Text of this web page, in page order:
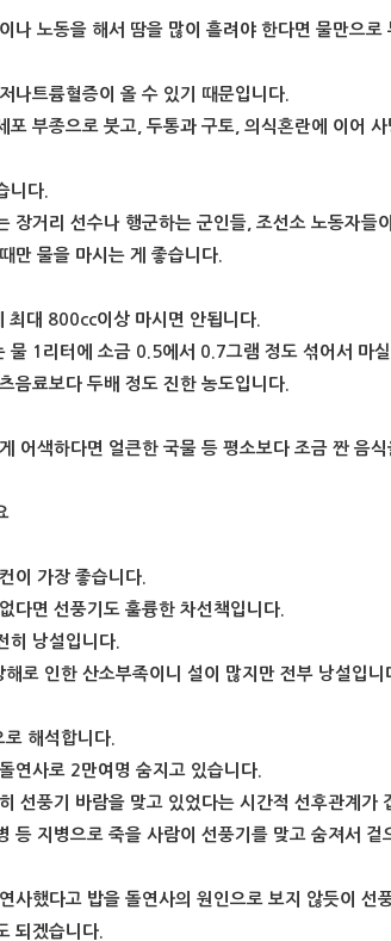
나 노동을 해서 땀을 많이 흘려야 한다면 물만으로
나트륨혈증이 올 수 있기 때문입니다.
포 부종으로 붓고, 두통과 구토, 의식혼란에 이어 사
니다.
장거리 선수나 행군하는 군인들, 조선소 노동자들
만 물을 마시는 게 좋습니다.
최대 800cc이상 마시면 안됩니다.
물 1리터에 소금 0.5에서 0.7그램 정도 섞어서 마
음료보다 두배 정도 진한 농도입니다.
어색하다면 얼큰한 국물 등 평소보다 조금 짠 음식
이 가장 좋습니다.
다면 선풍기도 훌륭한 차선책입니다.
히 낭설입니다.
로 인한 산소부족이니 설이 많지만 전부 낭설입니
해석합니다.
연사로 2만여명 숨지고 있습니다.
선풍기 바람을 맞고 있었다는 시간적 선후관계가
등 지병으로 죽을 사람이 선풍기를 맞고 숨져서
사했다고 밥을 돌연사의 원인으로 보지 않듯이 선
되겠습니다.